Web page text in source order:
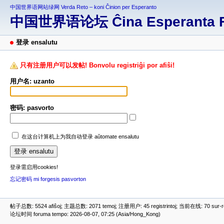
中国世界语网站绿网 Verda Reto – koni Ĉinion per Esperanto
中国世界语论坛 Ĉina Esperanta
登录 ensalutu
只有注册用户可以发帖! Bonvolu registriĝi por afiŝi!
用户名: uzanto
密码: pasvorto
在这台计算机上为我自动登录 aŭtomate ensalutu
登录需启用cookies!
忘记密码 mi forgesis pasvorton
帖子总数: 5524 afiŝoj; 主题总数: 2071 temoj; 注册用户: 45 registrintoj; 当前在线: 70
论坛时间 foruma tempo: 2026-08-07, 07:25 (Asia/Hong_Kong)